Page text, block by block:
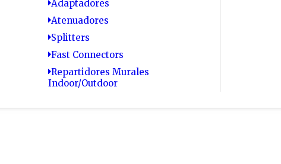
Adaptadores
Atenuadores
Splitters
Fast Connectors
Repartidores Murales
Indoor/Outdoor